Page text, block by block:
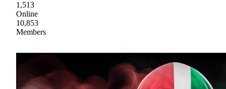
1,513
Online
10,853
Members